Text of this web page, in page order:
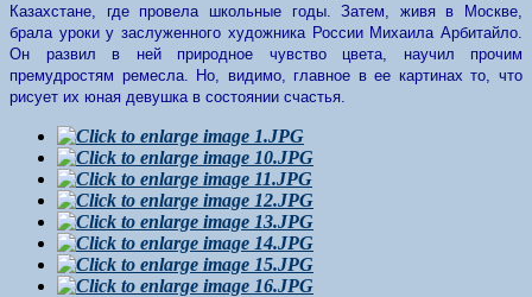
Казахстане, где провела школьные годы. Затем, живя в Москве,
брала уроки у заслуженного художника России Михаила Арбитайло.
Он развил в ней природное чувство цвета, научил прочим
премудростям ремесла. Но, видимо, главное в ее картинах то, что
рисует их юная девушка в состоянии счастья.